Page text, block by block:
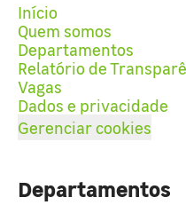
Início
Quem somos
Departamentos
Relatório de
Vagas
Dados e privacidade
Gerenciar cookies
Departamentos